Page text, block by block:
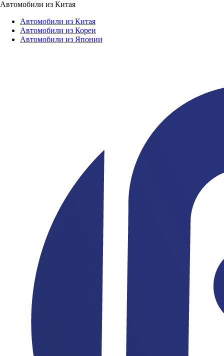
Автомобили из Китая
Автомобили из Китая
Автомобили из Кореи
Автомобили из Японии